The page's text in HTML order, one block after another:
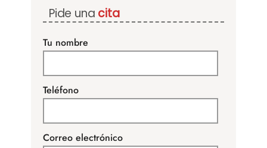
Pide una cita
Tu nombre
Teléfono
Correo electrónico